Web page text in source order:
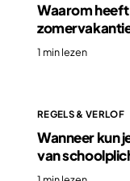
Waarom
1 min lezen
REGELS & VERLOF
Wanneer kun
van